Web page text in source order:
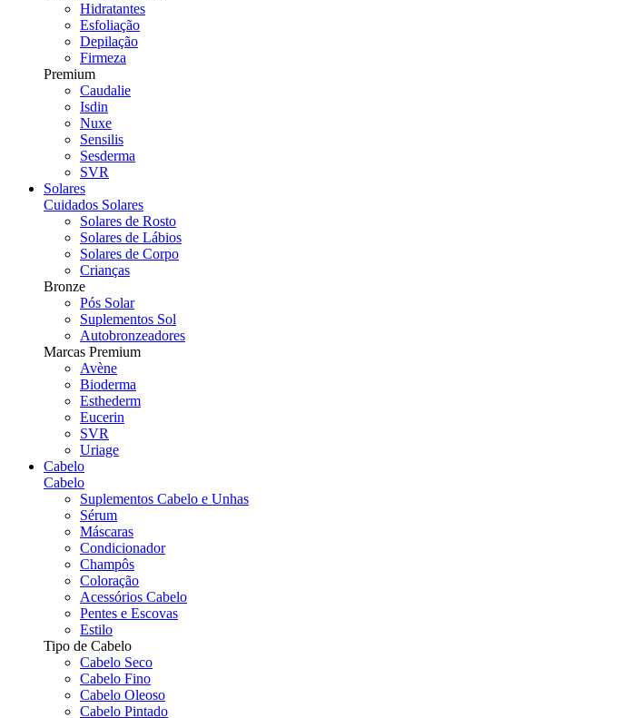
Hidratantes
Esfoliação
Depilação
Firmeza
Premium
Caudalie
Isdin
Nuxe
Sensilis
Sesderma
SVR
Solares
Cuidados Solares
Solares de Rosto
Solares de Lábios
Solares de Corpo
Crianças
Bronze
Pós Solar
Suplementos Sol
Autobronzeadores
Marcas Premium
Avène
Bioderma
Esthederm
Eucerin
SVR
Uriage
Cabelo
Cabelo
Suplementos Cabelo e Unhas
Sérum
Máscaras
Condicionador
Champôs
Coloração
Acessórios Cabelo
Pentes e Escovas
Estilo
Tipo de Cabelo
Cabelo Seco
Cabelo Fino
Cabelo Oleoso
Cabelo Pintado